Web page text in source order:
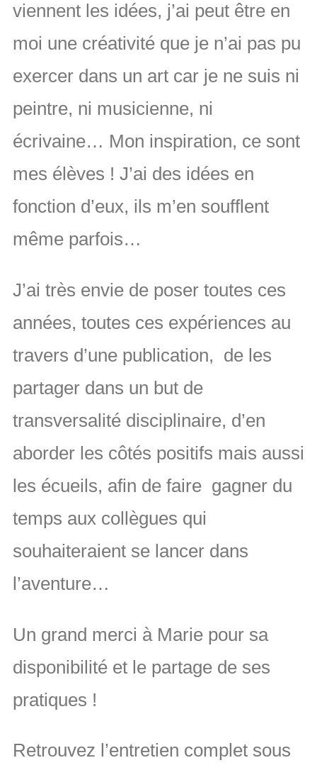
viennent les idées, j’ai peut être en
moi une créativité que je n’ai pas pu
exercer dans un art car je ne suis ni
peintre, ni musicienne, ni
écrivaine… Mon inspiration, ce sont
mes élèves ! J’ai des idées en
fonction d’eux, ils m’en soufflent
même parfois…
J’ai très envie de poser toutes ces
années, toutes ces expériences au
travers d’une publication,
de les
partager dans un but de
transversalité disciplinaire, d’en
aborder les côtés positifs mais aussi
les écueils, afin de faire gagner du
temps aux collègues qui
souhaiteraient se lancer dans
l’aventure…
Un grand merci à Marie pour sa
disponibilité et le partage de ses
pratiques !
Retrouvez l’entretien complet sous